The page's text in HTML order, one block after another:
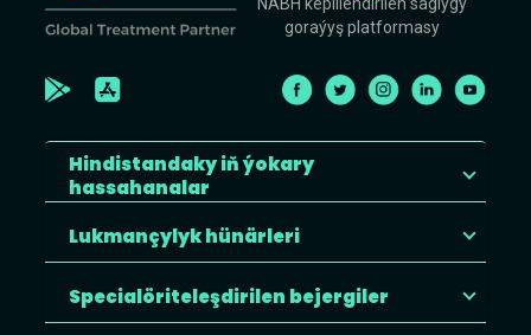
goraýyş platformasy
Hindistandaky iň ýokary
hassahanalar
Lukmançylyk hünärleri
Specialöriteleşdirilen bejergiler